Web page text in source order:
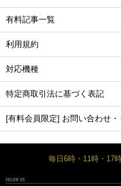
有料記事一覧
利用規約
対応機種
特定商取引法に基づく表記
[有料会員限定] お問い合わせ・
毎日6時・11時・17
FOLLOW US